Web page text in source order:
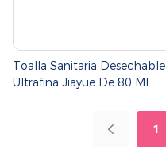
Toalla Sanitaria Desechable
Ultrafina Jiayue De 80 Ml.
1